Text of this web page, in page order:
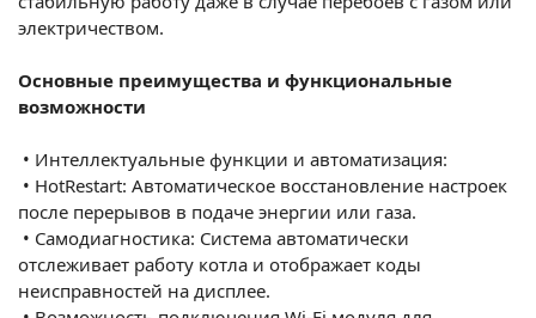
электричеством.
Основные преимущества и функциональные
возможности
• Интеллектуальные функции и автоматизация:
• HotRestart: Автоматическое восстановление настроек
после перерывов в подаче энергии или газа.
• Самодиагностика: Система автоматически
отслеживает работу котла и отображает коды
неисправностей на дисплее.